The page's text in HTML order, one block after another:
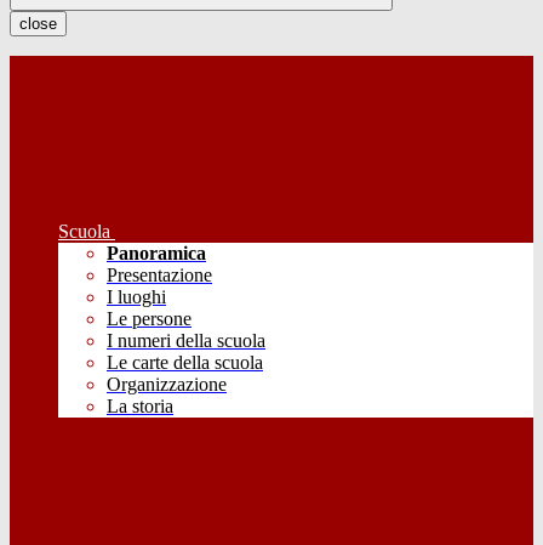
close
Scuola
Panoramica
Presentazione
I luoghi
Le persone
I numeri della scuola
Le carte della scuola
Organizzazione
La storia